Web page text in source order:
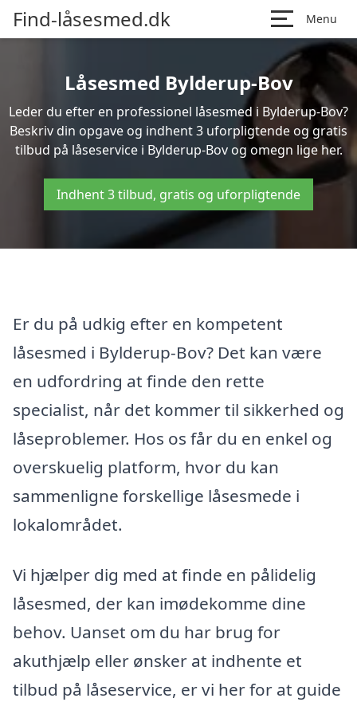
Find-låsesmed.dk Menu
Låsesmed Bylderup-Bov
Leder du efter en professionel låsesmed i Bylderup-Bov?
Beskriv din opgave og indhent 3 uforpligtende og gratis
tilbud på låseservice i Bylderup-Bov og omegn lige her.
Indhent 3 tilbud, gratis og uforpligtende
Er du på udkig efter en kompetent
låsesmed i Bylderup-Bov? Det kan være
en udfordring at finde den rette
specialist, når det kommer til sikkerhed og
låseproblemer. Hos os får du en enkel og
overskuelig platform, hvor du kan
sammenligne forskellige låsesmede i
lokalområdet.
Vi hjælper dig med at finde en pålidelig
låsesmed, der kan imødekomme dine
behov. Uanset om du har brug for
akuthjælp eller ønsker at indhente et
tilbud på låseservice, er vi her for at guide